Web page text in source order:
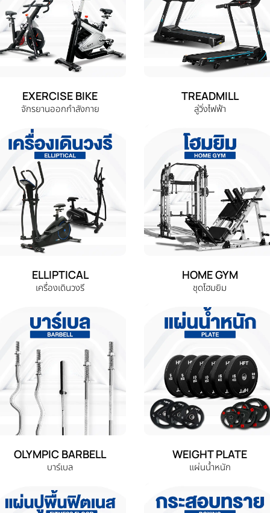
EXERCISE BIKE
จักรยานออกกำลังกาย
TREADMILL
ลู่วิ่งไฟฟ้า
ELLIPTICAL
เครื่องเดินวงรี
HOME GYM
ชุดโฮมยิม
OLYMPIC BARBELL
บาร์เบล
WEIGHT PLATE
แผ่นน้ำหนัก